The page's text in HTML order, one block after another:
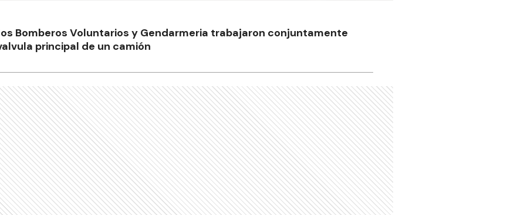
Bomberos Voluntarios y Gendarmeria trabajaron conjuntamente
principal de un camión